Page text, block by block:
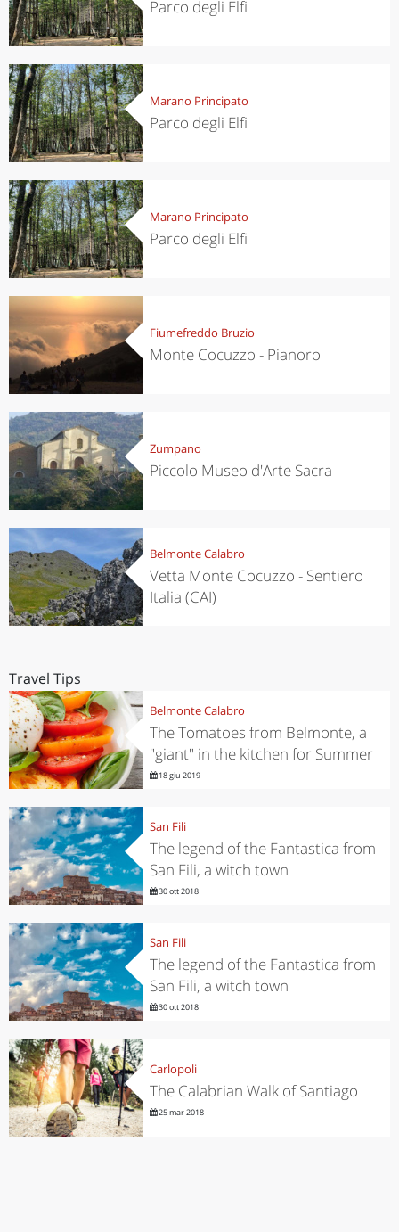
Parco degli Elfi
Marano Principato
Parco degli Elfi
Marano Principato
Parco degli Elfi
Fiumefreddo Bruzio
Monte Cocuzzo - Pianoro
Zumpano
Piccolo Museo d'Arte Sacra
Belmonte Calabro
Vetta Monte Cocuzzo - Sentiero
Italia (CAI)
Travel Tips
Belmonte Calabro
The Tomatoes from Belmonte, a
"giant" in the kitchen for Summer
18 giu 2019
San Fili
The legend of the Fantastica from
San Fili, a witch town
30 ott 2018
San Fili
The legend of the Fantastica from
San Fili, a witch town
30 ott 2018
Carlopoli
The Calabrian Walk of Santiago
25 mar 2018